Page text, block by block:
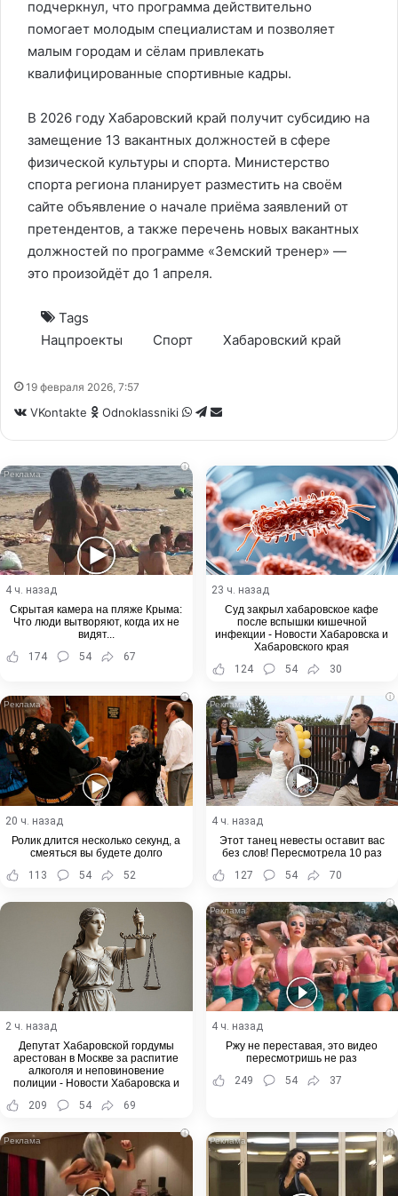
подчеркнул, что программа действительно
помогает молодым специалистам и позволяет
малым городам и сёлам привлекать
квалифицированные спортивные кадры.
В 2026 году Хабаровский край получит субсидию на
замещение 13 вакантных должностей в сфере
физической культуры и спорта. Министерство
спорта региона планирует разместить на своём
сайте объявление о начале приёма заявлений от
претендентов, а также перечень новых вакантных
должностей по программе «Земский тренер» —
это произойдёт до 1 апреля.
Tags
Нацпроекты
Спорт Хабаровский край
19 февраля 2026, 7:57
VKontakte Odnoklassniki WhatsApp
Telegram
Share
i
4 ч. назад
Скрытая камера на пляже Крыма:
Что люди вытворяют, когда их не
видят...
174
54 67
23 ч. назад
Суд закрыл хабаровское кафе
после вспышки кишечной
инфекции - Новости Хабаровска и
Хабаровского края
124
54 30
i
20 ч. назад
Ролик длится несколько секунд, а
смеяться вы будете долго
113
54 52
i
4 ч. назад
Этот танец невесты оставит вас
без слов! Пересмотрела 10 раз
127
54 70
2 ч. назад
Депутат Хабаровской гордумы
арестован в Москве за распитие
алкоголя и неповиновение
полиции - Новости Хабаровска и
209 54 69
i
4 ч. назад
Ржу не переставая, это видео
пересмотришь не раз
249
54 37
i i